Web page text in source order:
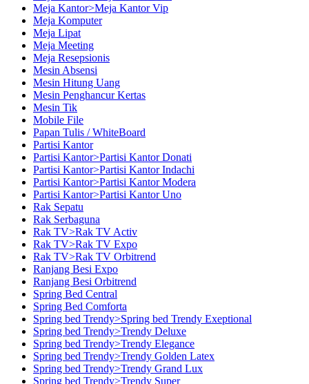
Meja Kantor>Meja Kantor Vip
Meja Komputer
Meja Lipat
Meja Meeting
Meja Resepsionis
Mesin Absensi
Mesin Hitung Uang
Mesin Penghancur Kertas
Mesin Tik
Mobile File
Papan Tulis / WhiteBoard
Partisi Kantor
Partisi Kantor>Partisi Kantor Donati
Partisi Kantor>Partisi Kantor Indachi
Partisi Kantor>Partisi Kantor Modera
Partisi Kantor>Partisi Kantor Uno
Rak Sepatu
Rak Serbaguna
Rak TV>Rak TV Activ
Rak TV>Rak TV Expo
Rak TV>Rak TV Orbitrend
Ranjang Besi Expo
Ranjang Besi Orbitrend
Spring Bed Central
Spring Bed Comforta
Spring bed Trendy>Spring bed Trendy Exeptional
Spring bed Trendy>Trendy Deluxe
Spring bed Trendy>Trendy Elegance
Spring bed Trendy>Trendy Golden Latex
Spring bed Trendy>Trendy Grand Lux
Spring bed Trendy>Trendy Super